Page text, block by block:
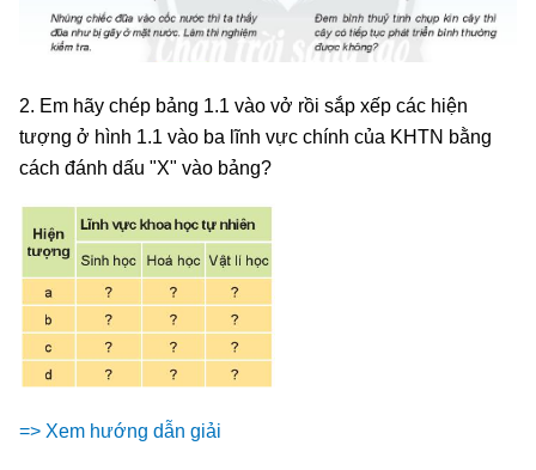
2. Em hãy chép bảng 1.1 vào vở rồi sắp xếp các hiện
tượng ở hình 1.1 vào ba lĩnh vực chính của KHTN bằng
cách đánh dấu "X" vào bảng?
=> Xem hướng dẫn giải